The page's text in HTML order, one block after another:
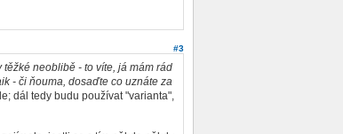
#3
těžké neoblibě - to víte, já mám rád
- či ňouma, dosaďte co uznáte za
dál tedy budu používat "varianta",